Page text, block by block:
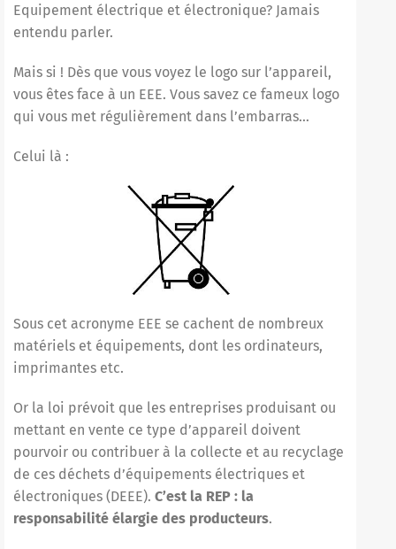
Equipement électrique et électronique? Jamais
entendu parler.
Mais si ! Dès que vous voyez le logo sur l’appareil,
vous êtes face à un EEE. Vous savez ce fameux logo
qui vous met régulièrement dans l’embarras…
Celui là :
Sous cet acronyme EEE se cachent de nombreux
matériels et équipements, dont les ordinateurs,
imprimantes etc.
Or la loi prévoit que les entreprises produisant ou
mettant en vente ce type d’appareil doivent
pourvoir ou contribuer à la collecte et au recyclage
de ces déchets d’équipements électriques et
électroniques (DEEE). C’est la REP : la
responsabilité élargie des producteurs.